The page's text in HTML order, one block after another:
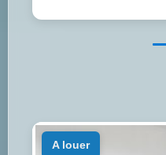
a louer